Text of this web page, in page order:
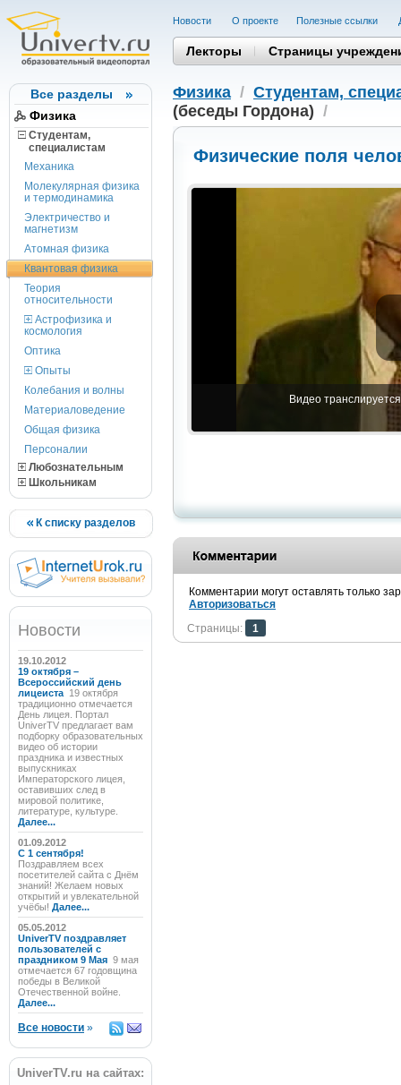
Все разделы
Физика
Студентам,
cпециалистам
Механика
Молекулярная физика
и термодинамика
Электричество и
магнетизм
Атомная физика
Квантовая физика
Теория
относительности
Астрофизика и
космология
Оптика
Опыты
Колебания и волны
Материаловедение
Общая физика
Персоналии
Любознательным
Школьникам
К списку разделов
Новости
19.10.2012
19 октября –
Всероссийский день
лицеиста 19 октября
традиционно отмечается
День лицея. Портал
UniverTV предлагает вам
подборку образовательных
видео об истории
праздника и известных
выпускниках
Императорского лицея,
оставивших след в
мировой политике,
литературе, культуре.
Далее...
01.09.2012
C 1 сентября!
Поздравляем всех
посетителей сайта с Днём
знаний! Желаем новых
открытий и увлекательной
учёбы! Далее...
05.05.2012
UniverTV поздравляет
пользователей с
праздником 9 Мая 9 мая
отмечается 67 годовщина
победы в Великой
Отечественной войне.
Далее...
Все новости »
UniverTV.ru на сайтах:
Новости О проекте Полезные cсылки
Лекторы Страницы
Физика / Студентам,
(беседы Гордона) /
Физические поля
Видео
Комментарии могут оставлять только
Авторизоваться
Страницы:
1